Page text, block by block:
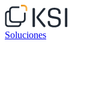
Soluciones